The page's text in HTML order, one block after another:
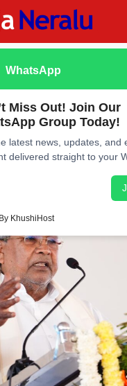
ಕಾಲೇಜು
— January 7, 2026 - 9:34
WhatsApp
Miss Out! Join Our
Group Today!
latest news, updates, and
delivered straight to your
KhushiHost